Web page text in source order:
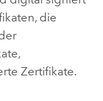
die
Zertifikate.